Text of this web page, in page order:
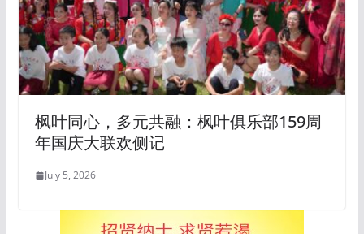
枫叶同心，多元共融：枫叶俱乐部159周
年国庆大联欢侧记
July 5, 2026